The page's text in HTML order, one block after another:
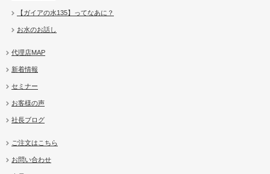
【ガイアの水135】ってなあに？
お水のお話し
代理店MAP
新着情報
セミナー
お客様の声
社長ブログ
ご注文はこちら
お問い合わせ